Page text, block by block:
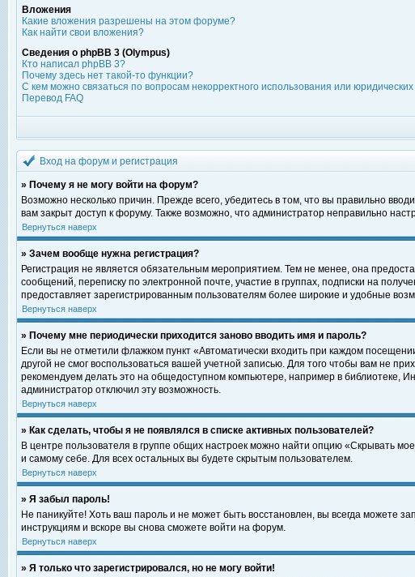
Вложения
Какие вложения разрешены на этом форуме?
Как найти свои вложения?
Сведения о phpBB 3 (Olympus)
Кто написал phpBB 3?
Почему здесь нет такой-то функции?
С кем можно связаться по вопросам некорректного использования или
Перевод FAQ
Вход на форум и регистрация
» Почему я не могу войти на форум?
Возможно несколько причин. Прежде всего, убедитесь в том, что вы правильно
вам закрыт доступ к форуму. Также возможно, что администратор неправильно
Вернуться наверх
» Зачем вообще нужна регистрация?
Регистрация не является обязательным мероприятием. Тем не менее, она
сообщений, переписку по электронной почте, участие в группах, подписки на
предоставляет зарегистрированным пользователям более широкие и удобные
Вернуться наверх
» Почему мне периодически приходится заново вводить имя и пароль?
Если вы не отметили флажком пункт «Автоматически входить при каждом
другой не смог воспользоваться вашей учетной записью. Для того чтобы вам не
рекомендуем делать это на общедоступном компьютере, например в библиотеке,
администратор отключил эту возможность.
Вернуться наверх
» Как сделать, чтобы я не появлялся в списке активных пользователей?
В центре пользователя в группе общих настроек можно найти опцию «Скрывать
и самому себе. Для всех остальных вы будете скрытым пользователем.
Вернуться наверх
» Я забыл пароль!
Не паникуйте! Хоть ваш пароль и не может быть восстановлен, вы всегда можете
инструкциям и вскоре вы снова сможете войти на форум.
Вернуться наверх
» Я только что зарегистрировался, но не могу войти!